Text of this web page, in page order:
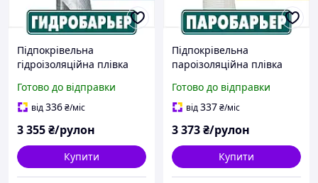
Підпокрівельна
гідроізоляційна плівка
96 г/м2 (75м2 рулон)
Готово до відправки
від336₴/міс
3 355₴/рулон
Купити
Підпокрівельна
пароізоляційна плівка
г/м2 (75м2 рулон)
Готово до відправки
від337₴/міс
3 373₴/рулон
Купити